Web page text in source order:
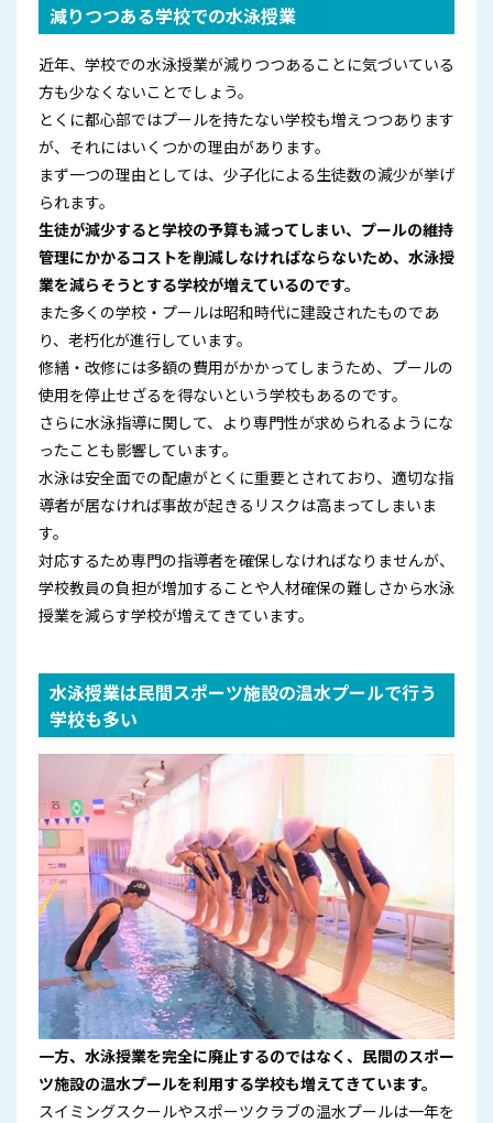
減りつつある学校での水泳授業
近年、学校での水泳授業が減りつつあることに気づいている
方も少なくないことでしょう。
とくに都心部ではプールを持たない学校も増えつつあります
が、それにはいくつかの理由があります。
まず一つの理由としては、少子化による生徒数の減少が挙げ
られます。
生徒が減少すると学校の予算も減ってしまい、プールの維持
管理にかかるコストを削減しなければならないため、水泳授
業を減らそうとする学校が増えているのです。
また多くの学校・プールは昭和時代に建設されたものであ
り、老朽化が進行しています。
修繕・改修には多額の費用がかかってしまうため、プールの
使用を停止せざるを得ないという学校もあるのです。
さらに水泳指導に関して、より専門性が求められるようにな
ったことも影響しています。
水泳は安全面での配慮がとくに重要とされており、適切な指
導者が居なければ事故が起きるリスクは高まってしまいま
す。
対応するため専門の指導者を確保しなければなりませんが、
学校教員の負担が増加することや人材確保の難しさから水泳
授業を減らす学校が増えてきています。
水泳授業は民間スポーツ施設の温水プールで行う
学校も多い
一方、水泳授業を完全に廃止するのではなく、民間のスポー
ツ施設の温水プールを利用する学校も増えてきています。
スイミングスクールやスポーツクラブの温水プールは一年を